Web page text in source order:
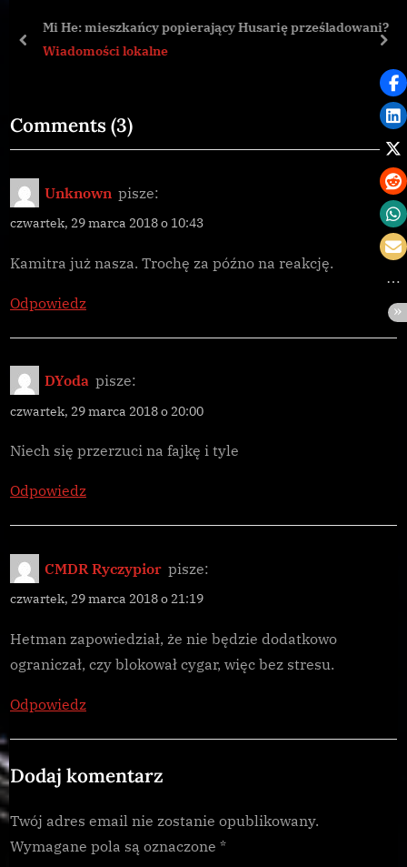
s
s
Mi He: mieszkańcy popierający Husarię prześladowani?
Wiadomości lokalne
prev
Comments(3)on
“Obawy
Unknown pisze:
czwartek, 29 marca 2018 o 10:43
Kamitra już nasza. Trochę za późno na reakcję.
Odpowiedz
DYoda pisze:
czwartek, 29 marca 2018 o 20:00
Niech się przerzuci na fajkę i tyle
Odpowiedz
CMDR Ryczypior pisze:
czwartek, 29 marca 2018 o 21:19
Hetman zapowiedział, że nie będzie dodatkowo
ograniczał, czy blokował cygar, więc bez stresu.
Odpowiedz
Dodaj komentarz
Twój adres email nie zostanie opublikowany.
Wymagane pola są oznaczone *